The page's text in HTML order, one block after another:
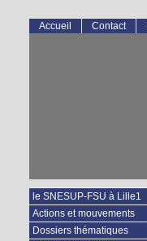
Accueil Contact
le SNESUP-FSU à Lille1
Actions et mouvements
Dossiers thématiques